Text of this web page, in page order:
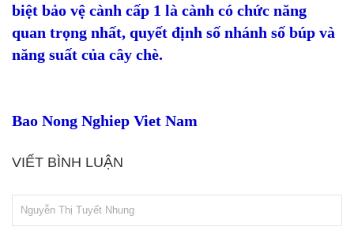
biệt bảo vệ cành cấp 1 là cành có chức năng
quan trọng nhất, quyết định số nhánh số búp và
năng suất của cây chè.
Bao Nong Nghiep Viet Nam
VIẾT BÌNH LUẬN